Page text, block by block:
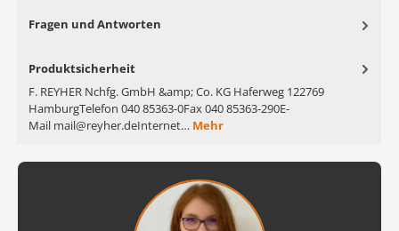
Fragen und Antworten
Produktsicherheit
F. REYHER Nchfg. GmbH &amp; Co. KG Haferweg 122769
HamburgTelefon 040 85363-0Fax 040 85363-290E-
Mail mail@reyher.deInternet… Mehr